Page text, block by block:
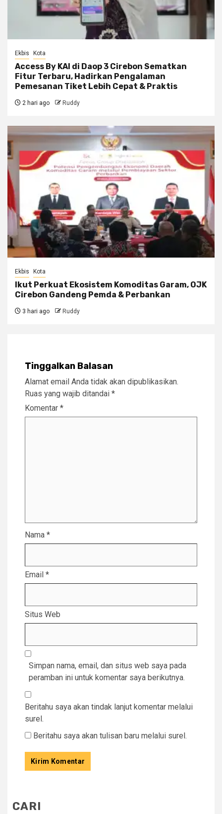
Ekbis Kota
Access By KAI di Daop 3 Cirebon Sematkan
Fitur Terbaru, Hadirkan Pengalaman
Pemesanan Tiket Lebih Cepat & Praktis
2 hari ago Ruddy
Ekbis Kota
Ikut Perkuat Ekosistem Komoditas Garam, OJK
Cirebon Gandeng Pemda & Perbankan
3 hari ago Ruddy
Tinggalkan Balasan
Alamat email Anda tidak akan dipublikasikan.
Ruas yang wajib ditandai *
Komentar *
Nama *
Email *
Situs Web
Simpan nama, email, dan situs web saya pada
peramban ini untuk komentar saya berikutnya.
Beritahu saya akan tindak lanjut komentar melalui
surel.
Beritahu saya akan tulisan baru melalui surel.
CARI